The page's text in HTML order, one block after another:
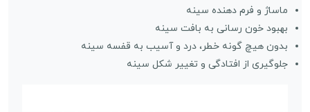
ماساژ و فرم دهنده سینه
بهبود خون رسانی به بافت سینه
بدون هیچ گونه خطر، درد و آسیب به قفسه سینه
جلوگیری از افتادگی و تغییر شکل سینه